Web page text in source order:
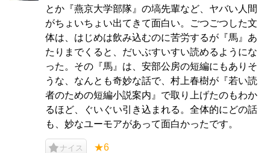
とか『燕京大学部隊』の塙先輩など、ヤバい人間
がちょいちょい出てきて面白い。ごつごつした文
体は、はじめは飲み込むのに苦労するが『馬』あ
たりまでくると、だいぶすいすい読めるようにな
った。その『馬』は、安部公房の短編にもありそ
うな、なんとも奇妙な話で、村上春樹が『若い読
者のための短編小説案内』で取り上げたのもわか
るほど、ぐいぐい引き込まれる。全体的にどの話
も、妙なユーモアがあって面白かったです。
ナイス ★6